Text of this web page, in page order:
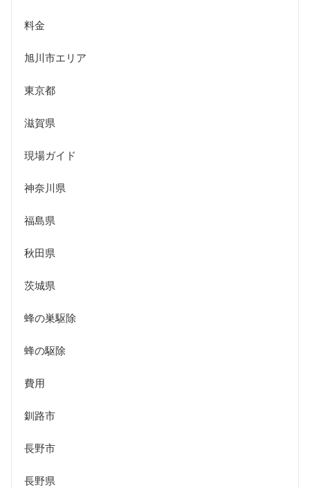
料金
旭川市エリア
東京都
滋賀県
現場ガイド
神奈川県
福島県
秋田県
茨城県
蜂の巣駆除
蜂の駆除
費用
釧路市
長野市
長野県